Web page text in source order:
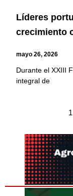
Líderes
crecimiento
mayo 26, 2026
Durante el XXIII
integral de
1